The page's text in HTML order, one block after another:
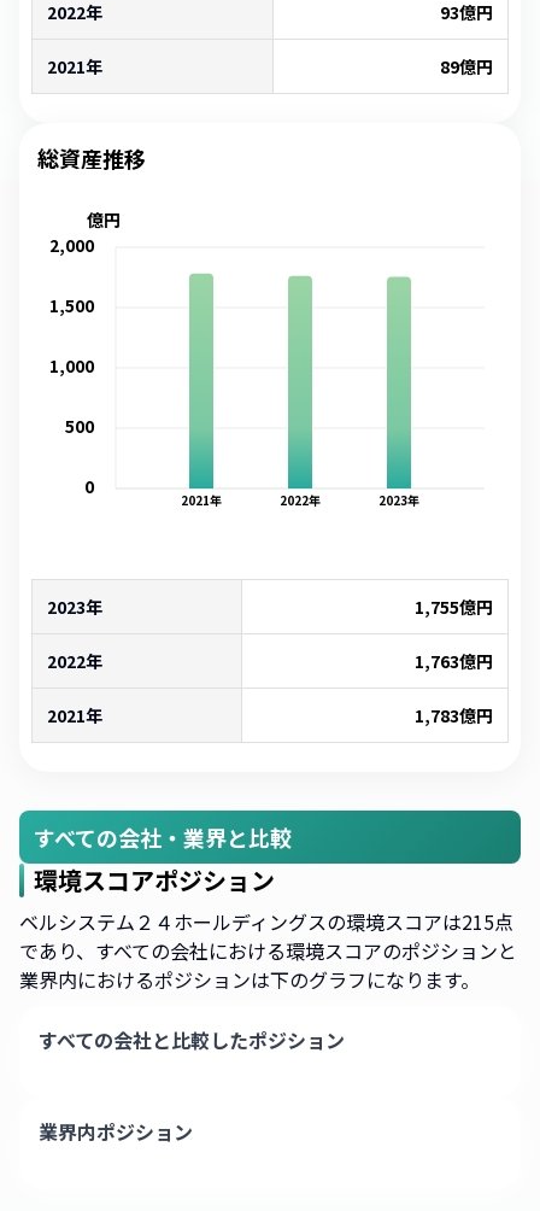
2022年 93億円
2021年 89億円
総資産推移
2021年 2022年 2023年
0
500
1,000
1,500
2,000
億円
2023年 1,755億円
2022年 1,763億円
2021年 1,783億円
すべての会社・業界と比較
環境スコアポジション
ベルシステム２４ホールディングスの環境スコアは215点
であり、すべての会社における環境スコアのポジションと
業界内におけるポジションは下のグラフになります。
すべての会社と比較したポジション
業界内ポジション